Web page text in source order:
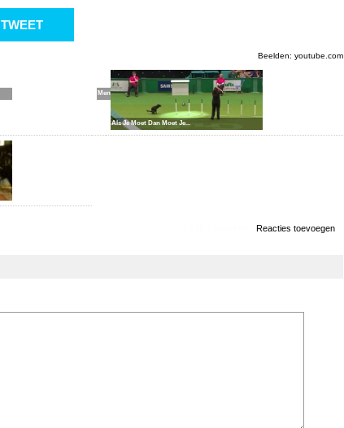
TWEET
Beelden: youtube.com
Mensen
Als Je Moet Dan Moet Je...
Reacties toevoegen